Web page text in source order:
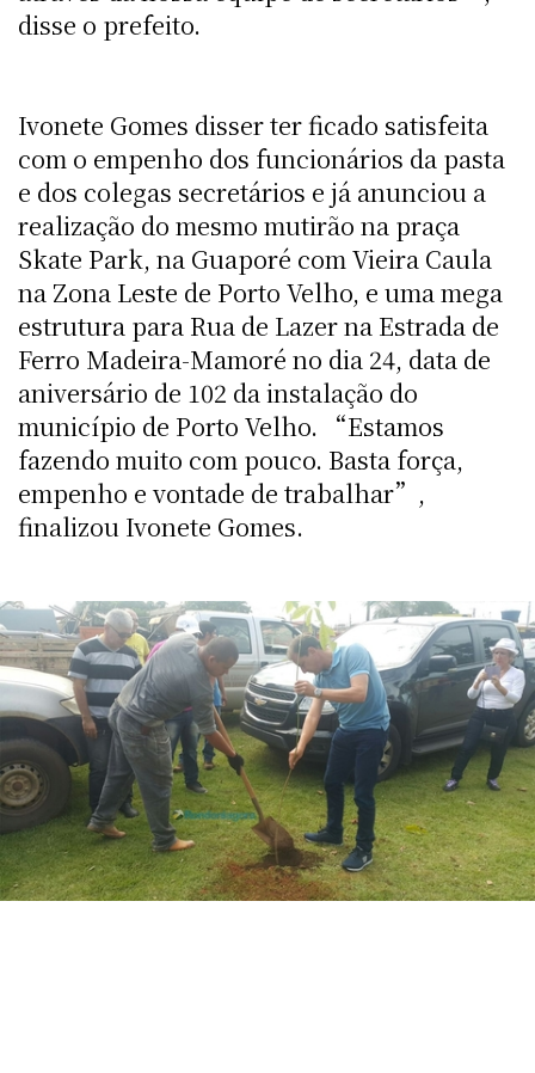
disse o prefeito.
Ivonete Gomes disser ter ficado satisfeita
com o empenho dos funcionários da pasta
e dos colegas secretários e já anunciou a
realização do mesmo mutirão na praça
Skate Park, na Guaporé com Vieira Caula
na Zona Leste de Porto Velho, e uma mega
estrutura para Rua de Lazer na Estrada de
Ferro Madeira-Mamoré no dia 24, data de
aniversário de 102 da instalação do
município de Porto Velho. “Estamos
fazendo muito com pouco. Basta força,
empenho e vontade de trabalhar”,
finalizou Ivonete Gomes.